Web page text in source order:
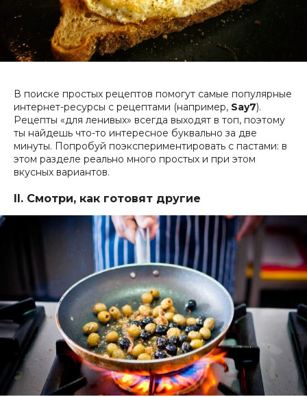
В поиске простых рецептов помогут самые популярные
интернет-ресурсы с рецептами (например, Say7).
Рецепты «для ленивых» всегда выходят в топ, поэтому
ты найдешь что-то интересное буквально за две
минуты. Попробуй поэкспериментировать с пастами: в
этом разделе реально много простых и при этом
вкусных вариантов.
II. Смотри, как готовят другие